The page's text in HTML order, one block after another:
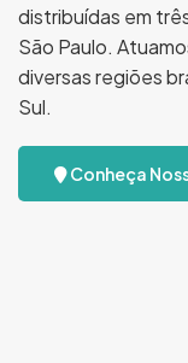
distribuídas em
São Paulo.
diversas regiões
Sul.
Conheça